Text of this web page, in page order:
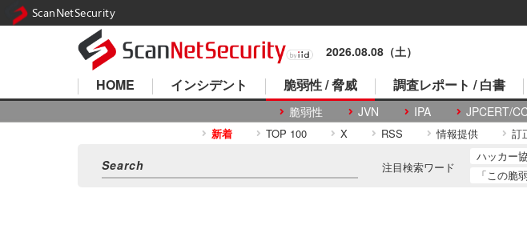
2026.08.08（土）
HOME インシデント 脆弱性 / 脅威
脆弱性 JVN IPA JPCERT/
調査レポート / 白書
新着 TOP 100 X RSS 情報提供 訂
注目検索ワード
ハッカー
「この脆
ScanNetSecurity